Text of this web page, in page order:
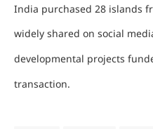
India purchased 28 islands
widely shared on social
developmental projects
transaction.